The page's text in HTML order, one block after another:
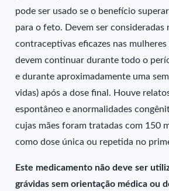
pode ser usado se o benefício
para o feto. Devem ser consideradas
contraceptivas eficazes nas
devem continuar durante todo o
e durante aproximadamente uma
vidas) após a dose final. Houve
espontâneo e anormalidades
cujas mães foram tratadas com 150
como dose única ou repetida no
Este medicamento não deve ser
grávidas sem orientação médica ou